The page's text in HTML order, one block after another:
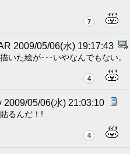
7
2009/05/06(水) 19:17:43
いた絵が･･･いやなんでもない。
4
2009/05/06(水) 21:03:10
るんだ！!
4